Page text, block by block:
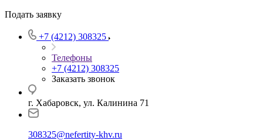
Подать заявку
+7 (4212) 308325
Телефоны
+7 (4212) 308325
Заказать звонок
г. Хабаровск, ул. Калинина 71
308325@nefertity-khv.ru